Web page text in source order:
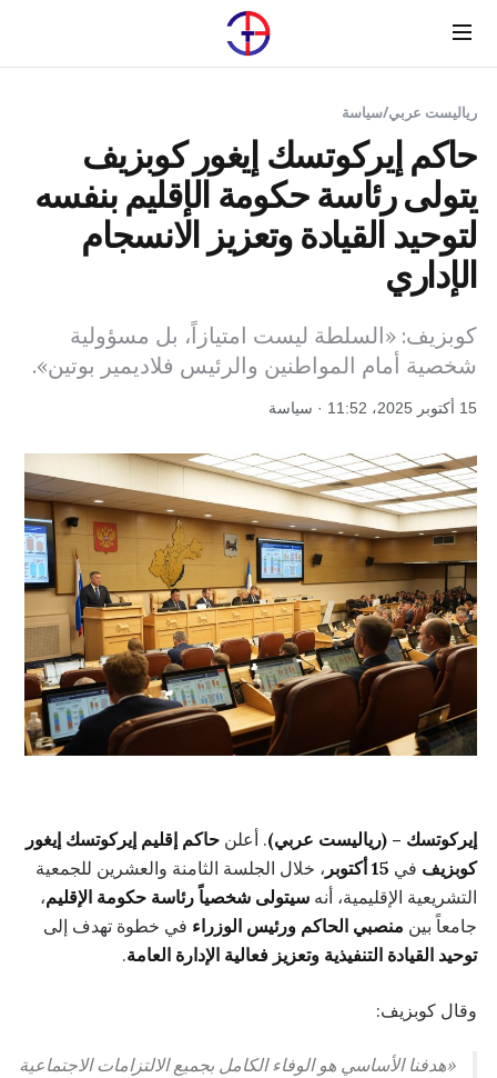
Menu
رياليست عربي/سياسة
حاكم إيركوتسك إيغور كوبزيف
يتولى رئاسة حكومة الإقليم بنفسه
لتوحيد القيادة وتعزيز الانسجام
الإداري
كوبزيف: «السلطة ليست امتيازاً، بل مسؤولية
شخصية أمام المواطنين والرئيس فلاديمير بوتين».
15 أكتوبر 2025، 11:52 · سياسة
إيركوتسك – (رياليست عربي). أعلن حاكم إقليم إيركوتسك إيغور
كوبزيف في 15 أكتوبر
، خلال الجلسة الثامنة والعشرين للجمعية
التشريعية الإقليمية، أنه سيتولى شخصياً رئاسة حكومة الإقليم،
جامعاً بين منصبي الحاكم ورئيس الوزراء في خطوة تهدف إلى
توحيد القيادة التنفيذية وتعزيز فعالية الإدارة العامة.
وقال كوبزيف:
«هدفنا الأساسي هو الوفاء الكامل بجميع الالتزامات الاجتماعية